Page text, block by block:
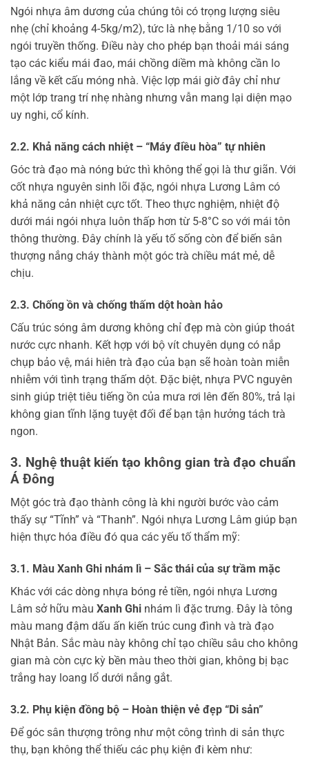
Ngói nhựa âm dương của chúng tôi có trọng lượng siêu
nhẹ (chỉ khoảng 4-5kg/m2), tức là nhẹ bằng 1/10 so với
ngói truyền thống. Điều này cho phép bạn thoải mái sáng
tạo các kiểu mái đao, mái chồng diềm mà không cần lo
lắng về kết cấu móng nhà. Việc lợp mái giờ đây chỉ như
một lớp trang trí nhẹ nhàng nhưng vẫn mang lại diện mạo
uy nghi, cổ kính.
2.2. Khả năng cách nhiệt – “Máy điều hòa” tự nhiên
Góc trà đạo mà nóng bức thì không thể gọi là thư giãn. Với
cốt nhựa nguyên sinh lõi đặc, ngói nhựa Lương Lâm có
khả năng cản nhiệt cực tốt. Theo thực nghiệm, nhiệt độ
dưới mái ngói nhựa luôn thấp hơn từ 5-8°C so với mái tôn
thông thường. Đây chính là yếu tố sống còn để biến sân
thượng nắng cháy thành một góc trà chiều mát mẻ, dễ
chịu.
2.3. Chống ồn và chống thấm dột hoàn hảo
Cấu trúc sóng âm dương không chỉ đẹp mà còn giúp thoát
nước cực nhanh. Kết hợp với bộ vít chuyên dụng có nắp
chụp bảo vệ, mái hiên trà đạo của bạn sẽ hoàn toàn miễn
nhiễm với tình trạng thấm dột. Đặc biệt, nhựa PVC nguyên
sinh giúp triệt tiêu tiếng ồn của mưa rơi lên đến 80%, trả lại
không gian tĩnh lặng tuyệt đối để bạn tận hưởng tách trà
ngon.
3. Nghệ thuật kiến tạo không gian trà đạo chuẩn
Á Đông
Một góc trà đạo thành công là khi người bước vào cảm
thấy sự “Tĩnh” và “Thanh”. Ngói nhựa Lương Lâm giúp bạn
hiện thực hóa điều đó qua các yếu tố thẩm mỹ:
3.1. Màu Xanh Ghi nhám lì – Sắc thái của sự trầm mặc
Khác với các dòng nhựa bóng rẻ tiền, ngói nhựa Lương
Lâm sở hữu màu Xanh Ghi nhám lì đặc trưng. Đây là tông
màu mang đậm dấu ấn kiến trúc cung đình và trà đạo
Nhật Bản. Sắc màu này không chỉ tạo chiều sâu cho không
gian mà còn cực kỳ bền màu theo thời gian, không bị bạc
trắng hay loang lổ dưới nắng gắt.
3.2. Phụ kiện đồng bộ – Hoàn thiện vẻ đẹp “Di sản”
Để góc sân thượng trông như một công trình di sản thực
thụ, bạn không thể thiếu các phụ kiện đi kèm như: